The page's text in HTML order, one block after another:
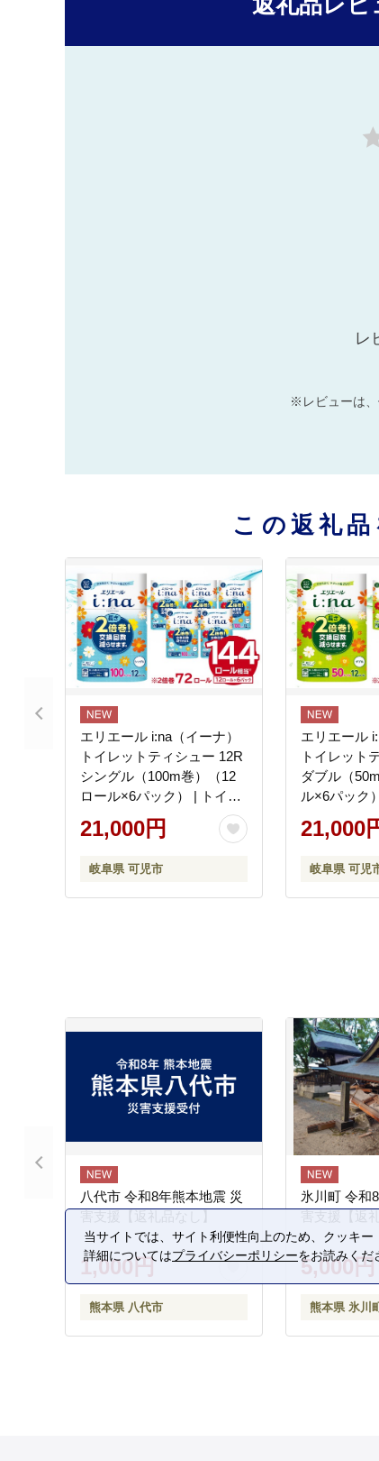
レ
※レビューは、
この返礼
エリエール i:na（イーナ）
トイレットティシュー 12R
シングル（100m巻）（12
ロール×6パック） | トイレ
ットペーパー【0095-005】
21,000円
岐阜県 可児市
エリエール
トイレット
ダブル（
ル×6パック
ペーパー【
21,000
岐阜県 可児
八代市 令和8年熊本地震 災
害支援【返礼品なし】
1,000円
熊本県 八代市
氷川町 令和
害支援【返
5,000円
熊本県 氷川
当サイトでは、サイト利便性向上のため、クッキ
詳細についてはプライバシーポリシーをお読みくだ